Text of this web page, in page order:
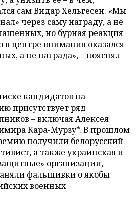
сам Видар Хельгесен. «Мы
через саму награду, а не
но бурная реакция
в центре внимания оказался
а не награда», –пояснял
кандидатов на
присутствует ряд
– включая Алексея
Кара-Мурзу*. В прошлом
получили белорусский
а также украинская и
организации,
фальшивки о якобы
военных